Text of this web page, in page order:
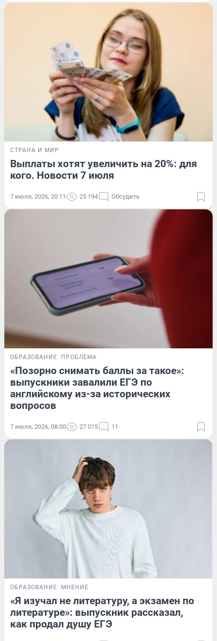
СТРАНА И МИР
Выплаты хотят увеличить на 20%: для
кого. Новости 7 июля
7 июля, 2026, 20:11 25 194 Обсудить
ОБРАЗОВАНИЕ ПРОБЛЕМА
«Позорно снимать баллы за такое»:
выпускники завалили ЕГЭ по
английскому из-за исторических
вопросов
7 июля, 2026, 08:00 27 015 11
ОБРАЗОВАНИЕ МНЕНИЕ
«Я изучал не литературу, а экзамен по
литературе»: выпускник рассказал,
как продал душу ЕГЭ